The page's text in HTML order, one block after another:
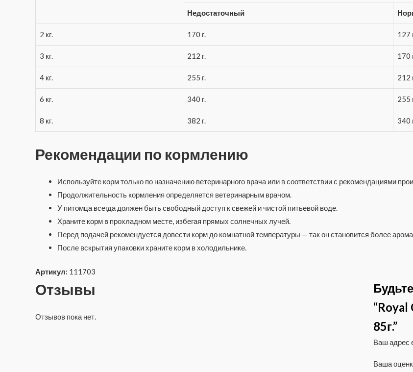
Недостаточный
2 кг. 170 г. 127
3 кг. 212 г. 170
4 кг. 255 г. 212
6 кг. 340 г. 255
8 кг. 382 г. 340
Рекомендации по кормлению
Используйте корм только по назначению ветеринарного врача или в соответствии с рекомендациями
Продолжительность кормления определяется ветеринарным врачом.
У питомца всегда должен быть свободный доступ к свежей и чистой питьевой воде.
Храните корм в прохладном месте, избегая прямых солнечных лучей.
Перед подачей рекомендуется довести корм до комнатной температуры — так он становится более
После вскрытия упаковки храните корм в холодильнике.
Артикул: 111703
Отзывы
Отзывов пока нет.
“Royal
85г.”
Ваш адрес
Ваша